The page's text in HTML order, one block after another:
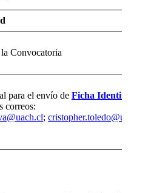
Convocatoria
para el envío de Ficha
correos:
; cristopher.toledo@uach.cl